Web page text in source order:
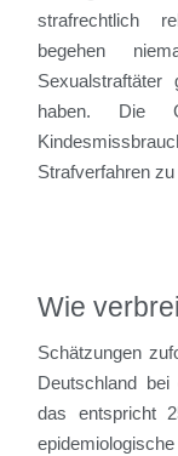
strafrechtlich
begehen
haben. Die
Strafverfahren
Wie
Schätzungen
Deutschland
das entspricht